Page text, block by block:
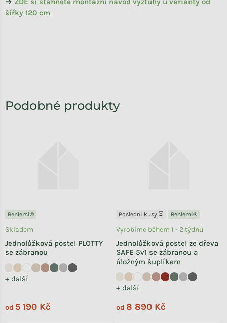
šířky 120 cm
Benlemi®
Jednolůžková postel PLOTTY
se zábranou
+ další
Skladem
od 5 190 Kč
Poslední kusy ⏳ Benlemi®
Jednolůžková postel ze dřeva
SAFE 5v1 se zábranou a
úložným šuplíkem
+ další
Vyrobíme během 1 - 2 týdnů
od 8 890 Kč